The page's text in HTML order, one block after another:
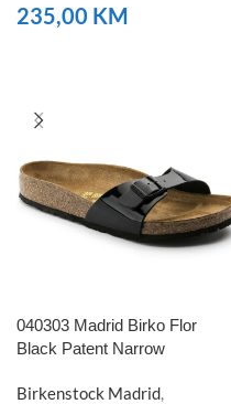
235,00 KM
040303 Madrid Birko Flor
Black Patent Narrow
Birkenstock Madrid,